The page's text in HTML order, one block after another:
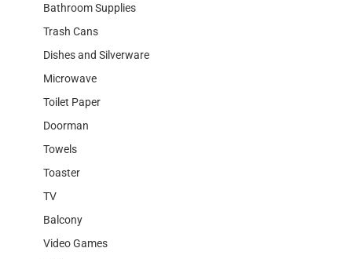
Bathroom Supplies
Trash Cans
Dishes and Silverware
Microwave
Toilet Paper
Doorman
Towels
Toaster
TV
Balcony
Video Games